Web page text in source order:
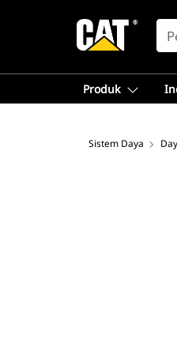
Produk
Sistem Daya